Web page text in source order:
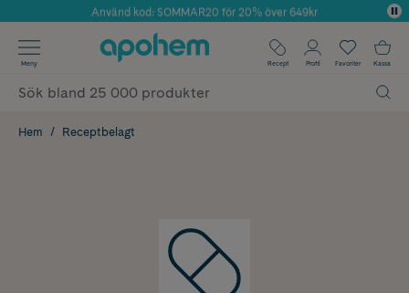
Årets Butik 2025 inom Skönhet
Använd kod: SOMMAR20 för 20% över 649kr
✓ Fri frakt
✓ Poäng på alla köp*
Meny Recept Profil Favoriter Kassa
Hem Receptbelagt